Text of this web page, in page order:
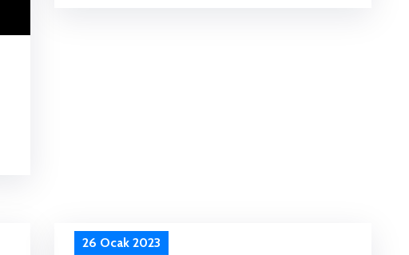
26 Ocak 2023